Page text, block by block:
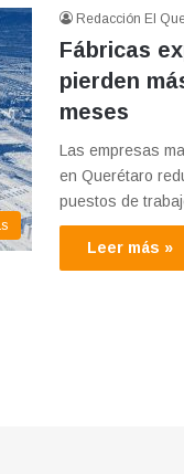
Redacción El
Fábricas
pierden
meses
Las empresas
en Querétaro
puestos de
Leer más »